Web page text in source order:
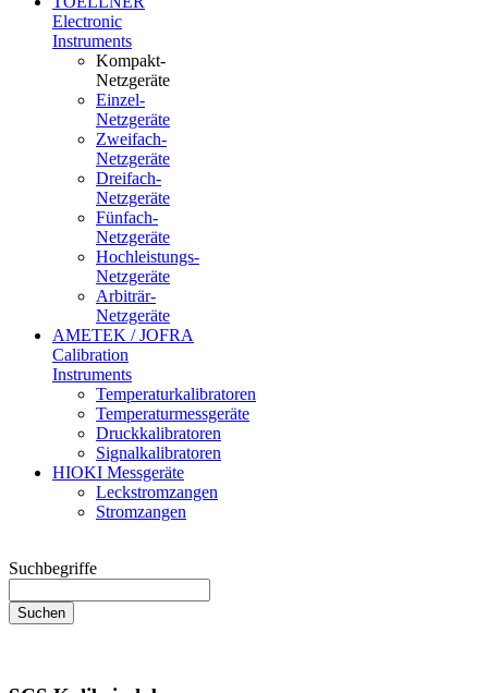
Electronic
Instruments
Kompakt-
Netzgeräte
Einzel-
Netzgeräte
Zweifach-
Netzgeräte
Dreifach-
Netzgeräte
Fünfach-
Netzgeräte
Hochleistungs-
Netzgeräte
Arbiträr-
Netzgeräte
AMETEK / JOFRA
Calibration
Instruments
Temperaturkalibratoren
Temperaturmessgeräte
Druckkalibratoren
Signalkalibratoren
HIOKI Messgeräte
Leckstromzangen
Stromzangen
Suchbegriffe